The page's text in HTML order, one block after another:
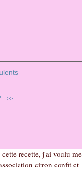
>>
recette, j'ai voulu me
citron confit et